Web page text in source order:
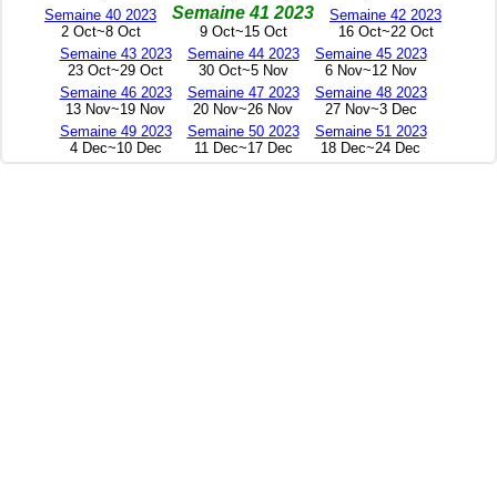
Semaine 40 2023
2 Oct~8 Oct
Semaine 41 2023
9 Oct~15 Oct
Semaine 42 2023
16 Oct~22 Oct
Semaine 43 2023
23 Oct~29 Oct
Semaine 44 2023
30 Oct~5 Nov
Semaine 45 2023
6 Nov~12 Nov
Semaine 46 2023
13 Nov~19 Nov
Semaine 47 2023
20 Nov~26 Nov
Semaine 48 2023
27 Nov~3 Dec
Semaine 49 2023
4 Dec~10 Dec
Semaine 50 2023
11 Dec~17 Dec
Semaine 51 2023
18 Dec~24 Dec